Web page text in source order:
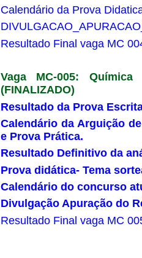
Calendário da Prova
Resultado Final vaga MC
Vaga MC-005:
(FINALIZADO)
Resultado da Prova
Calendário da Arguição
e Prova Prática.
Resultado Definitivo da
Prova didática- Tema
Calendário do concurso
Divulgação Apuração do
Resultado Final vaga MC